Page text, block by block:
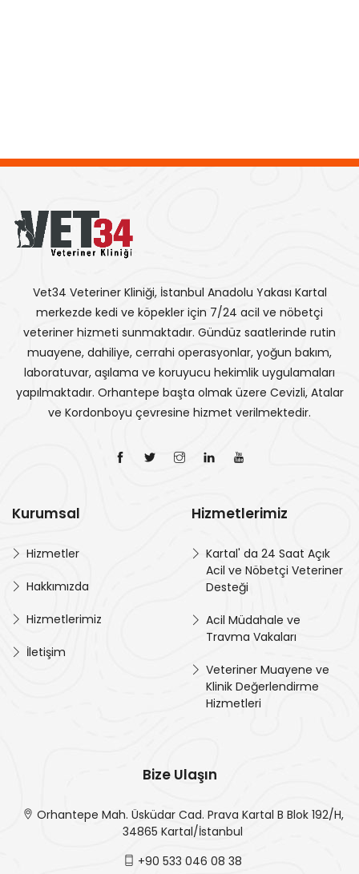
Vet34 Veteriner Kliniği, İstanbul Anadolu Yakası Kartal
merkezde kedi ve köpekler için 7/24 acil ve nöbetçi
veteriner hizmeti sunmaktadır. Gündüz saatlerinde rutin
muayene, dahiliye, cerrahi operasyonlar, yoğun bakım,
laboratuvar, aşılama ve koruyucu hekimlik uygulamaları
yapılmaktadır. Orhantepe başta olmak üzere Cevizli, Atalar
ve Kordonboyu çevresine hizmet verilmektedir.
Kurumsal
Hizmetler
Hakkımızda
Hizmetlerimiz
İletişim
Hizmetlerimiz
Kartal' da 24 Saat Açık
Acil ve Nöbetçi Veteriner
Desteği
Acil Müdahale ve
Travma Vakaları
Veteriner Muayene ve
Klinik Değerlendirme
Hizmetleri
Bize Ulaşın
Orhantepe Mah. Üsküdar Cad. Prava Kartal B Blok 192/H,
34865 Kartal/İstanbul
+90 533 046 08 38